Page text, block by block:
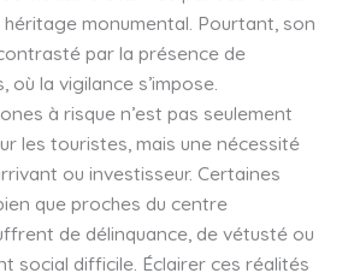
monumental. Pourtant, son
par la présence de
où la vigilance s’impose.
à risque n’est pas seulement
les touristes, mais une nécessité
ou investisseur. Certaines
que proches du centre
de délinquance, de vétusté ou
social difficile. Éclairer ces réalités